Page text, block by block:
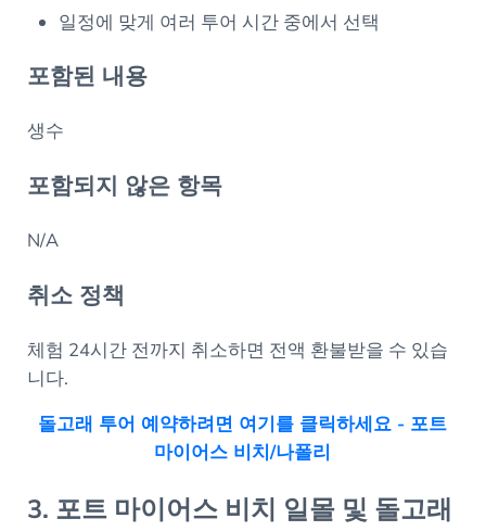
일정에 맞게 여러 투어 시간 중에서 선택
포함된 내용
생수
포함되지 않은 항목
N/A
취소 정책
체험 24시간 전까지 취소하면 전액 환불받을 수 있습
니다.
돌고래 투어 예약하려면 여기를 클릭하세요 - 포트
마이어스 비치/나폴리
3. 포트 마이어스 비치 일몰 및 돌고래